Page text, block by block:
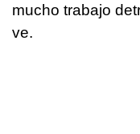
mucho trabajo
ve.